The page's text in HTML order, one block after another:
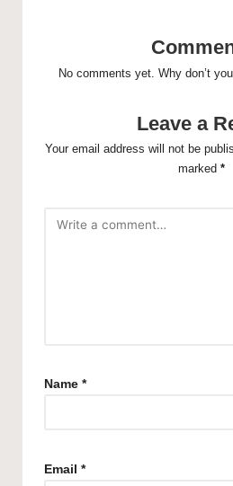
No comments yet. Why don’t
Leave a
Your email address will not be
marked *
Name *
Email *